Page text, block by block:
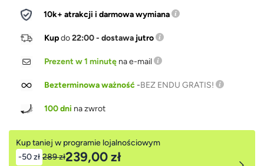
10k+ atrakcji i darmowa wymiana
Kupdo22:00 - dostawa jutro
Prezent w 1 minutę na e-mail
Bezterminowa ważność-BEZ ENDU GRATIS!
100 dni na zwrot
Kup taniej w programie lojalnościowym
-50 zł 289 zł239,00 zł